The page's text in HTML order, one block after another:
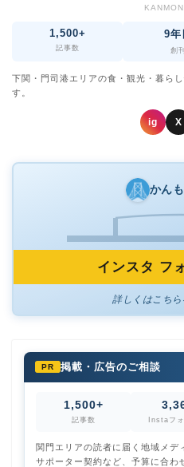
1,500+
記事数
9年
創刊
下関・門司港エリアの食・観光・暮ら
す。
ig X
かん
インスタ フ
詳しくはこち
PR 掲載・広告のご相談
1,500+
記事数 Instaフ
関門エリアの読者に届く地域メデ
サポーター契約など、予算に合わ